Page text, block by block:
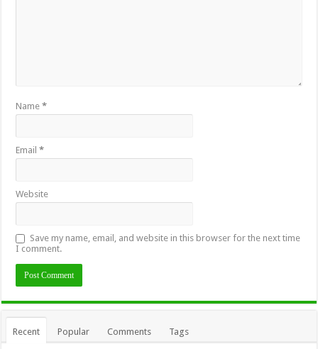
Name*
Email*
Website
Save my name, email, and website in this browser for the next time
I comment.
Recent Popular Comments Tags